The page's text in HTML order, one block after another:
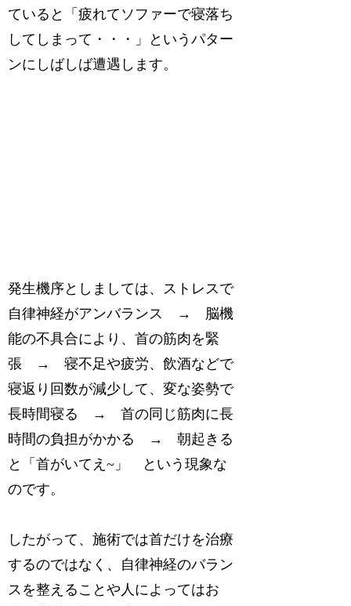
ていると「疲れて ソファーで寝落ち
してしまって・・・」というパター
ンにしばしば遭遇します。
発生機序としましては、ストレスで
自律神経がアンバランス → 脳機
能の不具合により、首の筋肉を緊
張 → 寝不足や疲労、飲酒などで
寝返り回数が減少して、変な姿勢で
長時間寝る → 首の同じ筋肉に長
時間の負担がかかる → 朝起きる
と「首がいてえ~」 という現象な
のです。
したがって、施術では首だけを治療
するのではなく、自律神経のバラン
スを整えることや人によってはお